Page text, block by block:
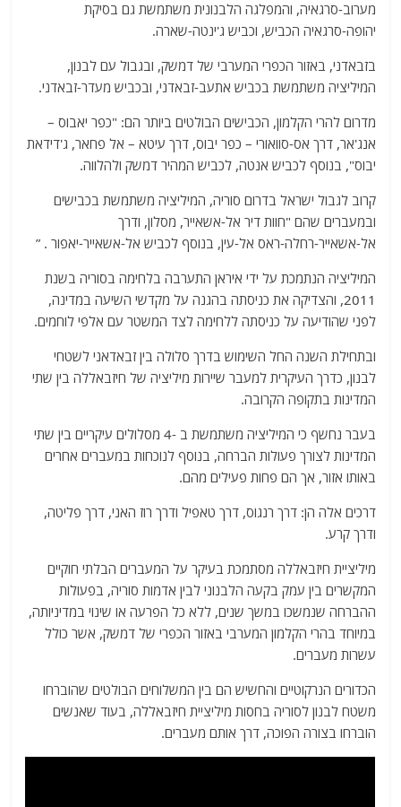
מערוב-סרגאיה, והמפלגה הלבנונית משתמשת גם בסיקת
יהופה-סרגאיה הכביש, וכביש ג'ינטה-שארה.
בזבאדני, באזור הכפרי המערבי של דמשק, ובגבול עם לבנון,
המיליציה משתמשת בכביש אתעב-זבאדני, ובכביש מעדר-זבאדני.
מדרום להרי הקלמון, הכבישים הבולטים ביותר הם: "כפר יאבוס –
אנג'אר, דרך אס-סוואורי – כפר יבוס, דרך עיטא – אל פחאר, ג'דידאת
יבוס", בנוסף לכביש אנטה, לכביש המהיר דמשק ולהלווה.
קרוב לגבול ישראל בדרום סוריה, המיליציה משתמשת בכבישים
ובמעברים שהם "חוות דיר אל-אשאייר, מסלון, ודרך
אל-אשאייר-רחלה-ראס אל-עין, בנוסף לכביש אל-אשאייר-יאפור . ”
המיליציה הנתמכת על ידי איראן התערבה בלחימה בסוריה בשנת
2011, והצדיקה את כניסתה בהגנה על מקדשי השיעה במדינה,
לפני שהודיעה על כניסתה ללחימה לצד המשטר עם אלפי לוחמים.
ובתחילת השנה החל השימוש בדרך סלולה בין זבאדאני לשטחי
לבנון, כדרך העיקרית למעבר שיירות מיליציה של חיזבאללה בין שתי
המדינות בתקופה הקרובה.
בעבר נחשף כי המיליציה משתמשת ב -4 מסלולים עיקריים בין שתי
המדינות לצורך פעולות הברחה, בנוסף לנוכחות במעברים אחרים
באותו אזור, אך הם פחות פעילים מהם.
דרכים אלה הן: דרך רנגוס, דרך טאפיל ודרך רוז האני, דרך פליטה,
ודרך קרע.
מיליציית חיזבאללה מסתמכת בעיקר על המעברים הבלתי חוקיים
המקשרים בין עמק בקעה הלבנוני לבין אדמות סוריה, בפעולות
ההברחה שנמשכו במשך שנים, ללא כל הפרעה או שינוי במדיניותה,
במיוחד בהרי הקלמון המערבי באזור הכפרי של דמשק, אשר כולל
עשרות מעברים.
הכדורים הנרקוטיים והחשיש הם בין המשלוחים הבולטים שהוברחו
משטח לבנון לסוריה בחסות מיליציית חיזבאללה, בעוד שאנשים
הוברחו בצורה הפוכה, דרך אותם מעברים.